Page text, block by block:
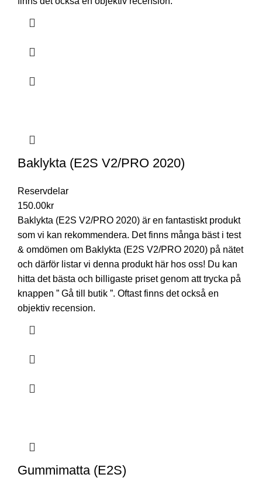
Baklykta (E2S V2/PRO 2020)
Reservdelar
150.00kr
Baklykta (E2S V2/PRO 2020) är en fantastiskt produkt
som vi kan rekommendera. Det finns många bäst i test
& omdömen om Baklykta (E2S V2/PRO 2020) på nätet
och därför listar vi denna produkt här hos oss! Du kan
hitta det bästa och billigaste priset genom att trycka på
knappen ” Gå till butik ”. Oftast finns det också en
objektiv recension.
Gummimatta (E2S)